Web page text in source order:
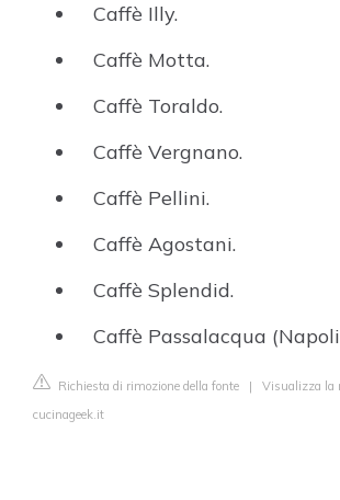
Caffè Illy.
Caffè Motta.
Caffè Toraldo.
Caffè Vergnano.
Caffè Pellini.
Caffè Agostani.
Caffè Splendid.
Caffè Passalacqua
Richiesta di rimozione della fonte | Visualizza la
cucinageek.it